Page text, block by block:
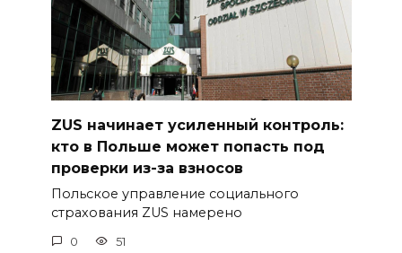
ZUS начинает усиленный контроль:
кто в Польше может попасть под
проверки из-за взносов
Польское управление социального
страхования ZUS намерено
0 51